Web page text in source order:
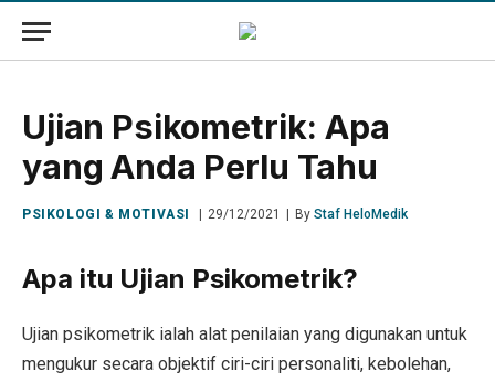
Ujian Psikometrik: Apa
yang Anda Perlu Tahu
PSIKOLOGI & MOTIVASI 29/12/2021 By Staf HeloMedik
Apa itu Ujian Psikometrik?
Ujian psikometrik ialah alat penilaian yang digunakan untuk
mengukur secara objektif ciri-ciri personaliti, kebolehan,